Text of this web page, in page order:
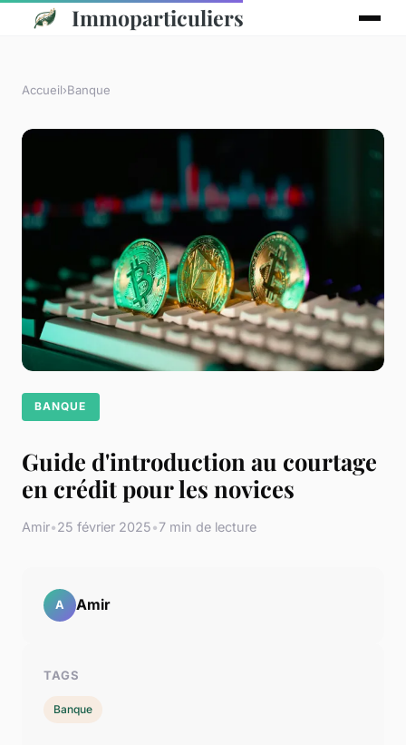
Immoparticuliers
Accueil›Banque
BANQUE
Guide d'introduction au courtage
en crédit pour les novices
Amir•25 février 2025•7 min de lecture
A Amir
TAGS
Banque